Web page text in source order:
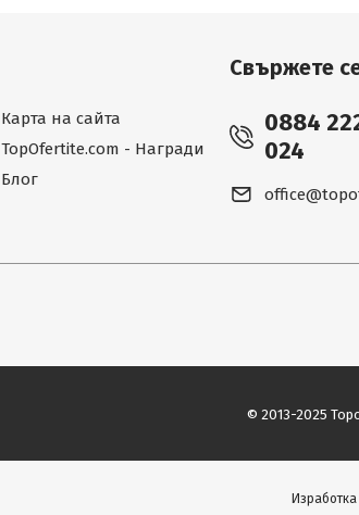
Карта на сайта
TopOfertite.com - Награди
Блог
Свържете
0884
024
© 2013-2025